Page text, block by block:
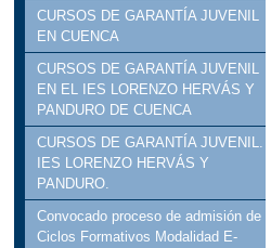
CURSOS DE GARANTÍA JUVENIL
EN CUENCA
CURSOS DE GARANTÍA JUVENIL
EN EL IES LORENZO HERVÁS Y
PANDURO DE CUENCA
CURSOS DE GARANTÍA JUVENIL.
IES LORENZO HERVÁS Y
PANDURO.
Convocado proceso de admisión de
Ciclos Formativos Modalidad E-